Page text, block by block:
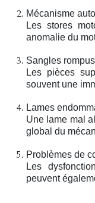
Mécanisme
Les stores
anomalie du
Sangles rompus
Les pièces
souvent une
Lames
Une lame mal
global du
Problèmes de
Les
peuvent